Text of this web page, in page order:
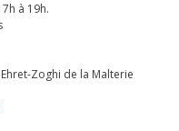
à 19h.
Zoghi de la Malterie